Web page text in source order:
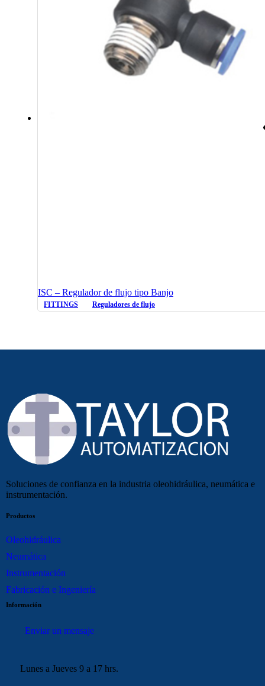
ISC – Regulador de flujo tipo Banjo
FITTINGS Reguladores de flujo
Soluciones de confianza en la industria oleohidráulica, neumática e
instrumentación.
Productos
Oleohidráulica
Neumática
Instrumentación
Fabricación e Ingeniería
Información
Enviar un mensaje
Lunes a Jueves 9 a 17 hrs.